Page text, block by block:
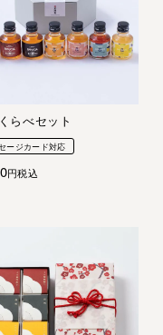
らべセット
ージカード対応
税込